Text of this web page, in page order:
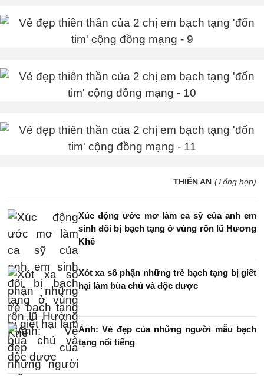
THIÊN AN (Tổng hợp)
Xúc động ước mơ làm ca sỹ của anh em
sinh đôi bị bạch tạng ở vùng rốn lũ Hương
Khê
Xót xa số phận những trẻ bạch tạng bị giết
hại làm bùa chú và độc dược
Ảnh: Vẻ đẹp của những người mẫu bạch
tạng nổi tiếng